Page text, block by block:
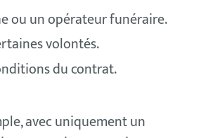
ou un opérateur funéraire.
volontés.
du contrat.
avec uniquement un